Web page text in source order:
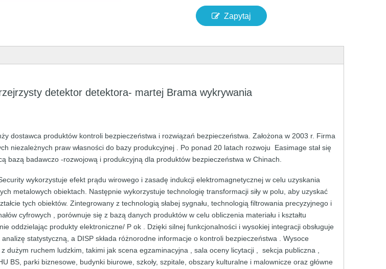
Zapytaj
detektor detektora- martej Brama wykrywania
dostawca produktów kontroli bezpieczeństwa i rozwiązań bezpieczeństwa. Założona w 2003 r. Firma
niezależnych praw własności do bazy produkcyjnej . Po ponad 20 latach rozwoju Easimage stał się
bazą badawczo -rozwojową i produkcyjną dla produktów bezpieczeństwa w Chinach.
wykorzystuje efekt prądu wirowego i zasadę indukcji elektromagnetycznej w celu uzyskania
metalowych obiektach. Następnie wykorzystuje technologię transformacji siły w polu, aby uzyskać
tych obiektów. Zintegrowany z technologią słabej sygnału, technologią filtrowania precyzyjnego i
cyfrowych , porównuje się z bazą danych produktów w celu obliczenia materiału i kształtu
oddzielając produkty elektroniczne/ P ok . Dzięki silnej funkcjonalności i wysokiej integracji obsługuje
statystyczną, a DISP składa różnorodne informacje o kontroli bezpieczeństwa . Wysoce
dużym ruchem ludzkim, takimi jak scena egzaminacyjna , sala oceny licytacji , sekcja publiczna ,
BS, parki biznesowe, budynki biurowe, szkoły, szpitale, obszary kulturalne i malownicze oraz główne